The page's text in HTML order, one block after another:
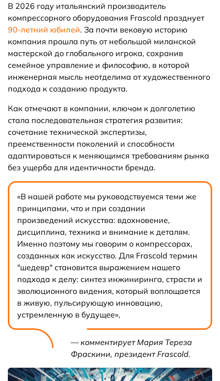
В 2026 году итальянский производитель
компрессорного оборудования Frascold празднует
90-летний юбилей. За почти вековую историю
компания прошла путь от небольшой миланской
мастерской до глобального игрока, сохранив
семейное управление и философию, в которой
инженерная мысль неотделима от художественного
подхода к созданию продукта.
Как отмечают в компании, ключом к долголетию
стала последовательная стратегия развития:
сочетание технической экспертизы,
преемственности поколений и способности
адаптироваться к меняющимся требованиям рынка
без ущерба для идентичности бренда.
«В нашей работе мы руководствуемся теми же
принципами, что и при создании
произведений искусства: вдохновение,
дисциплина, техника и внимание к деталям.
Именно поэтому мы говорим о компрессорах,
созданных как искусство. Для Frascold термин
"шедевр" становится выражением нашего
подхода к делу: синтез инжиниринга, страсти и
эволюционного видения, который воплощается
в живую, пульсирующую инновацию,
устремленную в будущее»,
— комментирует Мария Тереза
Фраскини, президент Frascold.